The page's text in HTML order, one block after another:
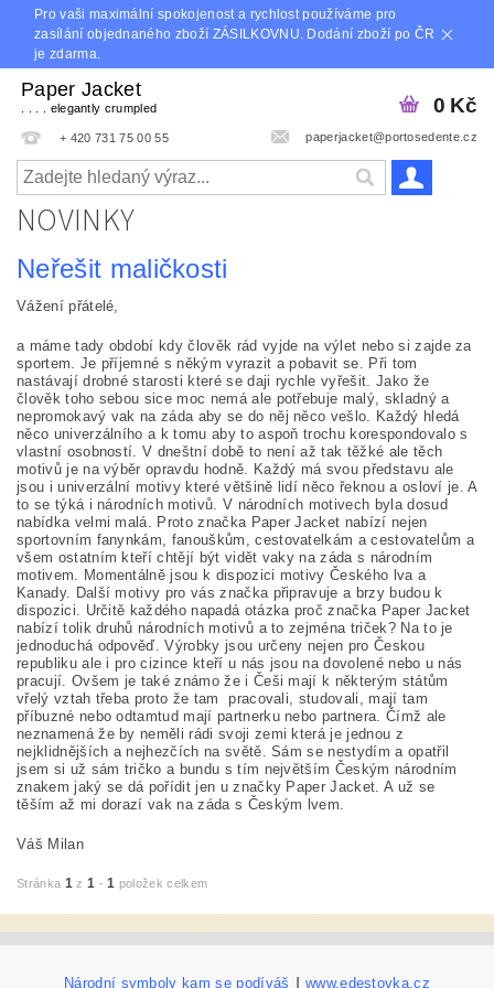
Pro vaši maximální spokojenost a rychlost používáme pro
zasílání objednaného zboží ZÁSILKOVNU. Dodání zboží po ČR
je zdarma.
Paper Jacket
. . . . elegantly crumpled
+ 420 731 75 00 55 paperjacket@portosedente.cz
0 Kč
NOVINKY
Neřešit maličkosti
Vážení přátelé,
a máme tady období kdy člověk rád vyjde na výlet nebo si zajde za
sportem. Je příjemné s někým vyrazit a pobavit se. Při tom
nastávají drobné starosti které se daji rychle vyřešit. Jako že
člověk toho sebou sice moc nemá ale potřebuje malý, skladný a
nepromokavý vak na záda aby se do něj něco vešlo. Každý hledá
něco univerzálního a k tomu aby to aspoň trochu korespondovalo s
vlastní osobností. V dneštní době to není až tak těžké ale těch
motivů je na výběr opravdu hodně. Každý má svou představu ale
jsou i univerzální motivy které většině lidí něco řeknou a osloví je. A
to se týká i národních motivů. V národních motivech byla dosud
nabídka velmi malá. Proto značka Paper Jacket nabízí nejen
sportovním fanynkám, fanouškům, cestovatelkám a cestovatelům a
všem ostatním kteří chtějí být vidět vaky na záda s národním
motivem. Momentálně jsou k dispozici motivy Českého lva a
Kanady. Další motivy pro vás značka připravuje a brzy budou k
dispozici. Určitě každého napadá otázka proč značka Paper Jacket
nabízí tolik druhů národních motivů a to zejména triček? Na to je
jednoduchá odpověď. Výrobky jsou určeny nejen pro Českou
republiku ale i pro cizince kteří u nás jsou na dovolené nebo u nás
pracují. Ovšem je také známo že i Češi mají k některým státům
vřelý vztah třeba proto že tam pracovali, studovali, mají tam
příbuzné nebo odtamtud mají partnerku nebo partnera. Čímž ale
neznamená že by neměli rádi svoji zemi která je jednou z
nejklidnějších a nejhezčích na světě. Sám se nestydím a opatřil
jsem si už sám tričko a bundu s tím největším Českým národním
znakem jaký se dá pořídit jen u značky Paper Jacket. A už se
těším až mi dorazí vak na záda s Českým lvem.
Váš Milan
Stránka 1 z 1 -1 položek celkem
Národní symboly kam se podíváš www.edestovka.cz